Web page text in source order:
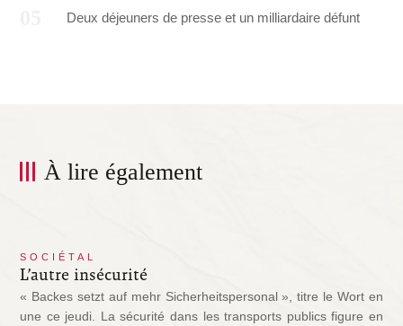
Deux déjeuners de presse et un milliardaire défunt
À lire également
SOCIÉTAL
L’autre insécurité
« Backes setzt auf mehr Sicherheitspersonal », titre le Wort en
une ce jeudi. La sécurité dans les transports publics figure en